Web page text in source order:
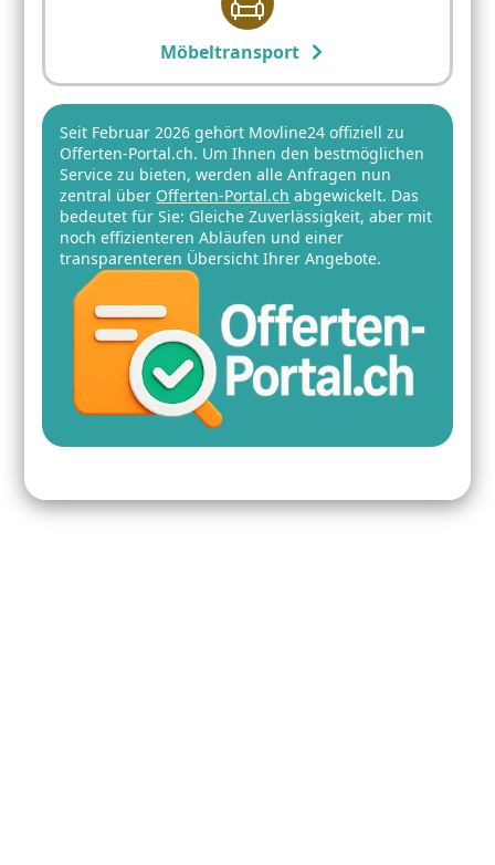
Möbeltransport
Seit Februar 2026 gehört Movline24 offiziell zu
Offerten-Portal.ch. Um Ihnen den bestmöglichen
Service zu bieten, werden alle Anfragen nun
zentral über Offerten-Portal.ch abgewickelt. Das
bedeutet für Sie: Gleiche Zuverlässigkeit, aber mit
noch effizienteren Abläufen und einer
transparenteren Übersicht Ihrer Angebote.